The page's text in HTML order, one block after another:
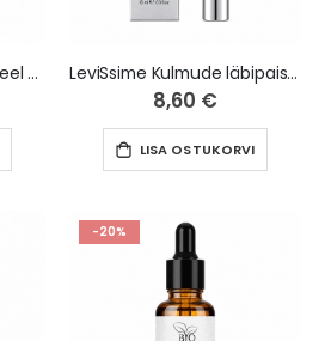
Püsiv koolutav ripsmegeel LASH PERM LeviSsime, 15 ml LeviSsime Kulmude läbipaistev fikseeriv geel, 10ml
8,60 €
LISA OSTUKORVI
-20%